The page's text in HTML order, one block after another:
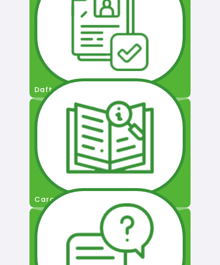
Daftar Pengguna
Cara Permohonan